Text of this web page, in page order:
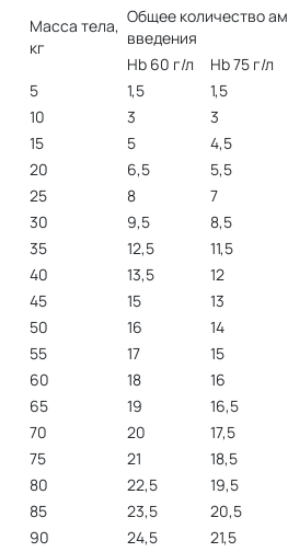
Масса тела,
кг
Общее количество
введения
Hb 60 г/л
Hb 75 г/л
5
1,5 1,5
10
3 3
15
5 4,5
20
6,5 5,5
25
8 7
30
9,5 8,5
35
12,5 11,5
40
13,5 12
45
15 13
50
16 14
55
17 15
60
18 16
65
19 16,5
70
20 17,5
75
21 18,5
80
22,5 19,5
85
23,5 20,5
90
24,5 21,5